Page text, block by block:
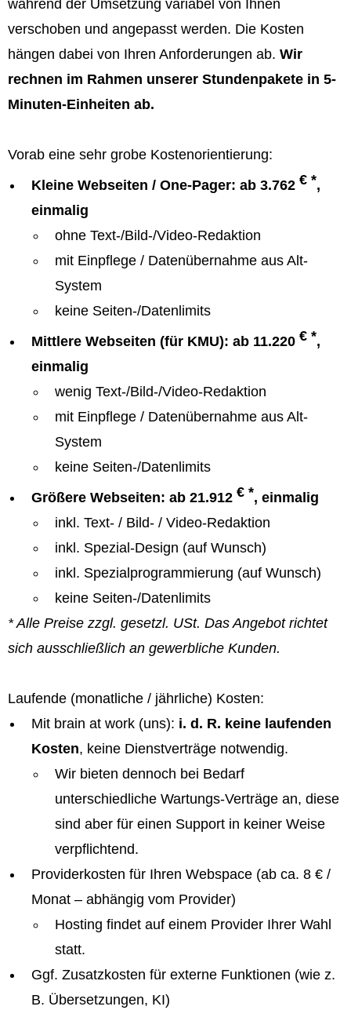
während der Umsetzung variabel von Ihnen
verschoben und angepasst werden. Die Kosten
hängen dabei von Ihren Anforderungen ab. Wir
rechnen im Rahmen unserer Stundenpakete in 5-
Minuten-Einheiten ab.
Vorab eine sehr grobe Kostenorientierung:
Kleine Webseiten / One-Pager: ab 3.762 € *,
einmalig
ohne Text-/Bild-/Video-Redaktion
mit Einpflege / Datenübernahme aus Alt-
System
keine Seiten-/Datenlimits
Mittlere Webseiten (für KMU): ab 11.220 € *,
einmalig
wenig Text-/Bild-/Video-Redaktion
mit Einpflege / Datenübernahme aus Alt-
System
keine Seiten-/Datenlimits
Größere Webseiten: ab 21.912 € *, einmalig
inkl. Text- / Bild- / Video-Redaktion
inkl. Spezial-Design (auf Wunsch)
inkl. Spezialprogrammierung (auf Wunsch)
keine Seiten-/Datenlimits
* Alle Preise zzgl. gesetzl. USt. Das Angebot richtet
sich ausschließlich an gewerbliche Kunden.
Laufende (monatliche / jährliche) Kosten:
Mit brain at work (uns): i. d. R. keine laufenden
Kosten, keine Dienstverträge notwendig.
Wir bieten dennoch bei Bedarf
unterschiedliche Wartungs-Verträge an, diese
sind aber für einen Support in keiner Weise
verpflichtend.
Providerkosten für Ihren Webspace (ab ca. 8 € /
Monat – abhängig vom Provider)
Hosting findet auf einem Provider Ihrer Wahl
statt.
Ggf. Zusatzkosten für externe Funktionen (wie z.
B. Übersetzungen, KI)